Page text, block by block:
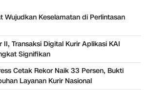
Wujudkan Keselamatan di Perlintasan
II, Transaksi Digital Kurir Aplikasi KAI
Signifikan
Cetak Rekor Naik 33 Persen, Bukti
Layanan Kurir Nasional